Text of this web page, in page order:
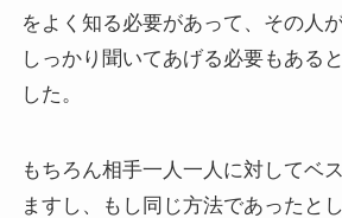
をよく知る必要があって、その人
しっかり聞いてあげる必要もある
した。
もちろん相手一人一人に対してベ
ますし、もし同じ方法であったと